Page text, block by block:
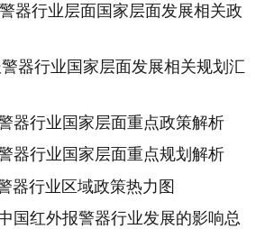
警器行业层面国家层面发展相关政
警器行业国家层面发展相关规划汇
器行业国家层面重点政策解析
器行业国家层面重点规划解析
器行业区域政策热力图
国红外报警器行业发展的影响总